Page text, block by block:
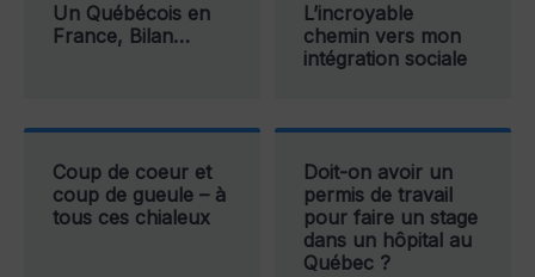
Un Québécois en
France, Bilan…
L’incroyable
chemin vers mon
intégration sociale
Coup de coeur et
coup de gueule – à
tous ces chialeux
Doit-on avoir un
permis de travail
pour faire un stage
dans un hôpital au
Québec ?